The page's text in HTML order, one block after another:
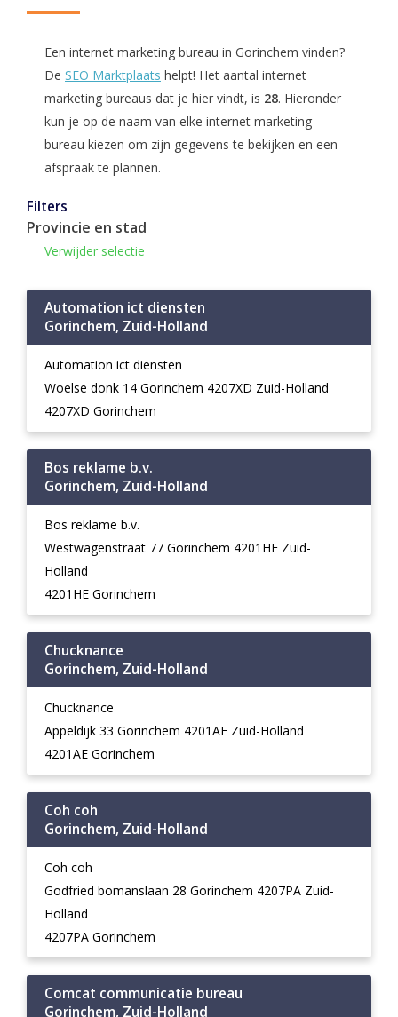
Een internet marketing bureau in Gorinchem vinden?
De SEO Marktplaats helpt! Het aantal internet
marketing bureaus dat je hier vindt, is 28. Hieronder
kun je op de naam van elke internet marketing
bureau kiezen om zijn gegevens te bekijken en een
afspraak te plannen.
Filters
Provincie en stad
Verwijder selectie
Automation ict diensten
Gorinchem, Zuid-Holland
Automation ict diensten
Woelse donk 14 Gorinchem 4207XD Zuid-Holland
4207XD Gorinchem
Bos reklame b.v.
Gorinchem, Zuid-Holland
Bos reklame b.v.
Westwagenstraat 77 Gorinchem 4201HE Zuid-
Holland
4201HE Gorinchem
Chucknance
Gorinchem, Zuid-Holland
Chucknance
Appeldijk 33 Gorinchem 4201AE Zuid-Holland
4201AE Gorinchem
Coh coh
Gorinchem, Zuid-Holland
Coh coh
Godfried bomanslaan 28 Gorinchem 4207PA Zuid-
Holland
4207PA Gorinchem
Comcat communicatie bureau
Gorinchem, Zuid-Holland